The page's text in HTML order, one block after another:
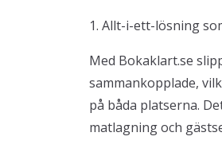
1. Allt-i-ett-lösning
Med Bokaklart.se
sammankopplade,
på båda platserna.
matlagning och